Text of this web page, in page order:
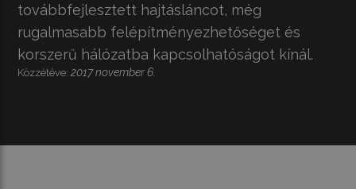
továbbfejlesztett hajtásláncot, még
rugalmasabb felépítményezhetőséget és
korszerű hálózatba kapcsolhatóságot kínál.
Közzétéve:2017 november 6.